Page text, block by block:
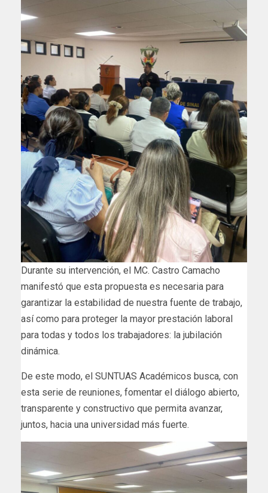
Durante su intervención, el MC. Castro Camacho
manifestó que esta propuesta es necesaria para
garantizar la estabilidad de nuestra fuente de trabajo,
así como para proteger la mayor prestación laboral
para todas y todos los trabajadores: la jubilación
dinámica.
De este modo, el SUNTUAS Académicos busca, con
esta serie de reuniones, fomentar el diálogo abierto,
transparente y constructivo que permita avanzar,
juntos, hacia una universidad más fuerte.